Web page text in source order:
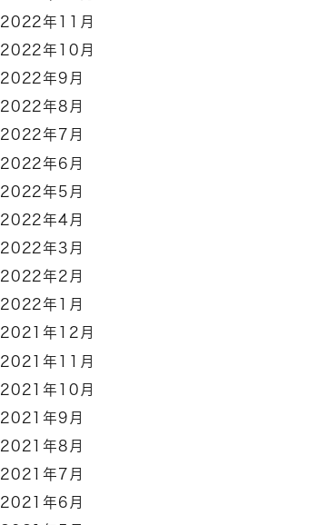
2022年11月
2022年10月
2022年9月
2022年8月
2022年7月
2022年6月
2022年5月
2022年4月
2022年3月
2022年2月
2022年1月
2021年12月
2021年11月
2021年10月
2021年9月
2021年8月
2021年7月
2021年6月